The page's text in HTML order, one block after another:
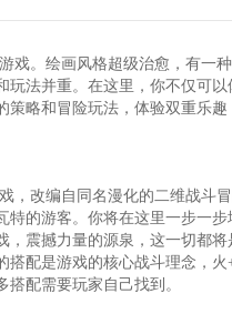
戏。绘画风格超级治愈，有一
玩法并重。在这里，你不仅可
略和冒险玩法，体验双重乐趣
，改编自同名漫化的二维战斗
特的游客。你将在这里一步一
，震撼力量的源泉，这一切都
搭配是游戏的核心战斗理念，
配需要玩家自己找到。